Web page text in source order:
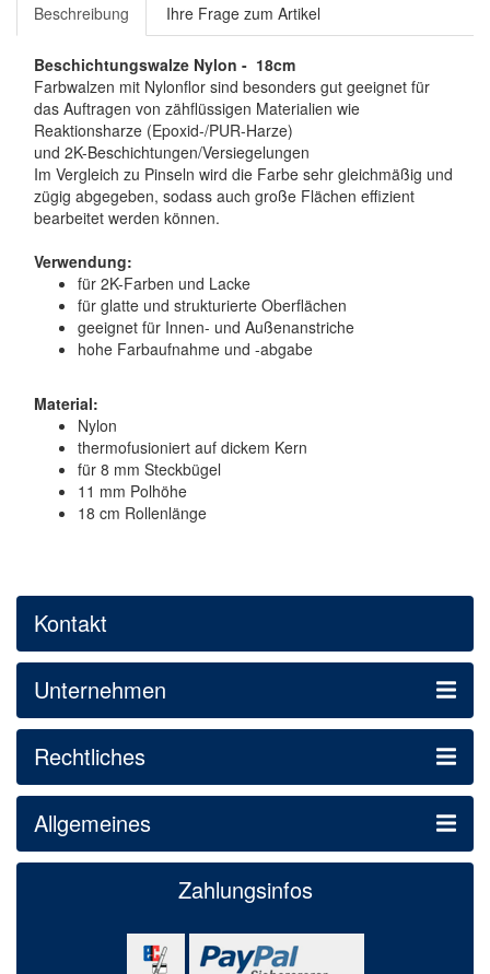
Beschreibung Ihre Frage zum Artikel
Beschichtungswalze Nylon - 18cm
Farbwalzen mit Nylonflor sind besonders gut geeignet für
das Auftragen von zähflüssigen Materialien wie
Reaktionsharze (Epoxid-/PUR-Harze)
und 2K-Beschichtungen/Versiegelungen
Im Vergleich zu Pinseln wird die Farbe sehr gleichmäßig und
zügig abgegeben, sodass auch große Flächen effizient
bearbeitet werden können.
Verwendung:
für 2K-Farben und Lacke
für glatte und strukturierte Oberflächen
geeignet für Innen- und Außenanstriche
hohe Farbaufnahme und -abgabe
Material:
Nylon
thermofusioniert auf dickem Kern
für 8 mm Steckbügel
11 mm Polhöhe
18 cm Rollenlänge
Kontakt
Unternehmen
Rechtliches
Allgemeines
Zahlungsinfos